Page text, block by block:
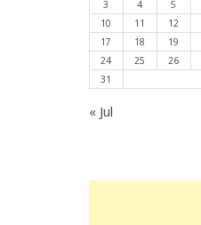
3
4 5
10
11 12
17
18 19
24
25 26
31
« Jul